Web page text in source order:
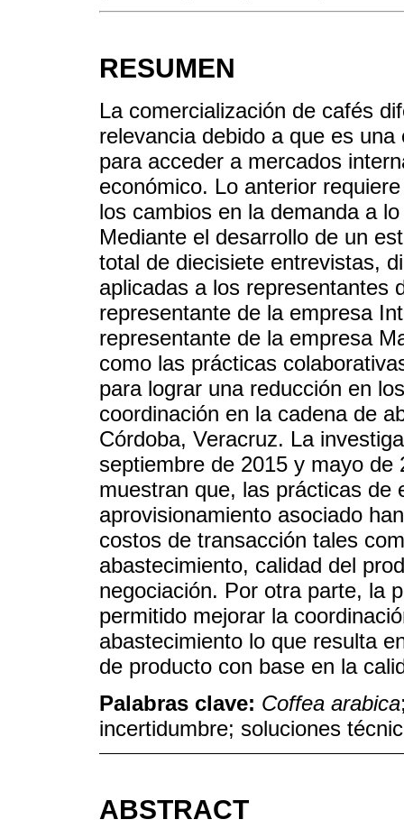
RESUMEN
La comercialización de cafés
relevancia debido a que es
para acceder a mercados
económico. Lo anterior
los cambios en la demanda a
Mediante el desarrollo de un
total de diecisiete entrevistas,
aplicadas a los representantes
representante de la empresa
representante de la empresa
como las prácticas
para lograr una reducción en
coordinación en la cadena de
Córdoba, Veracruz. La
septiembre de 2015 y mayo
muestran que, las prácticas de
aprovisionamiento asociado
costos de transacción tales
abastecimiento, calidad del
negociación. Por otra parte, la
permitido mejorar la
abastecimiento lo que resulta
de producto con base en la
Palabras clave: Coffea arabica
incertidumbre; soluciones
ABSTRACT